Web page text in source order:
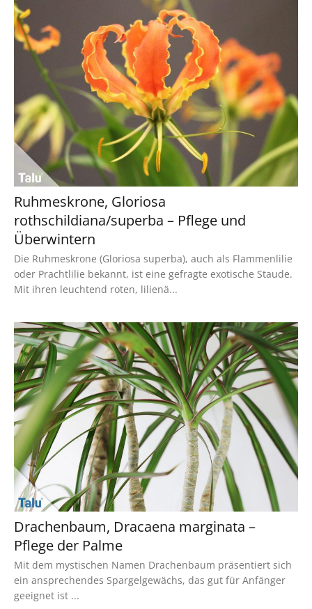
Ruhmeskrone, Gloriosa
rothschildiana/superba – Pflege und
Überwintern
Die Ruhmeskrone (Gloriosa superba), auch als Flammenlilie
oder Prachtlilie bekannt, ist eine gefragte exotische Staude.
Mit ihren leuchtend roten, lilienä...
Drachenbaum, Dracaena marginata –
Pflege der Palme
Mit dem mystischen Namen Drachenbaum präsentiert sich
ein ansprechendes Spargelgewächs, das gut für Anfänger
geeignet ist ...